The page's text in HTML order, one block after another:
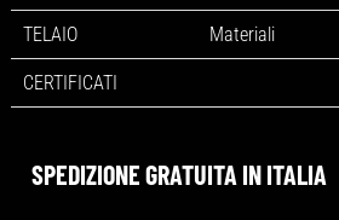
TELAIO Materiali
CERTIFICATI
SPEDIZIONE GRATUITA IN ITALIA